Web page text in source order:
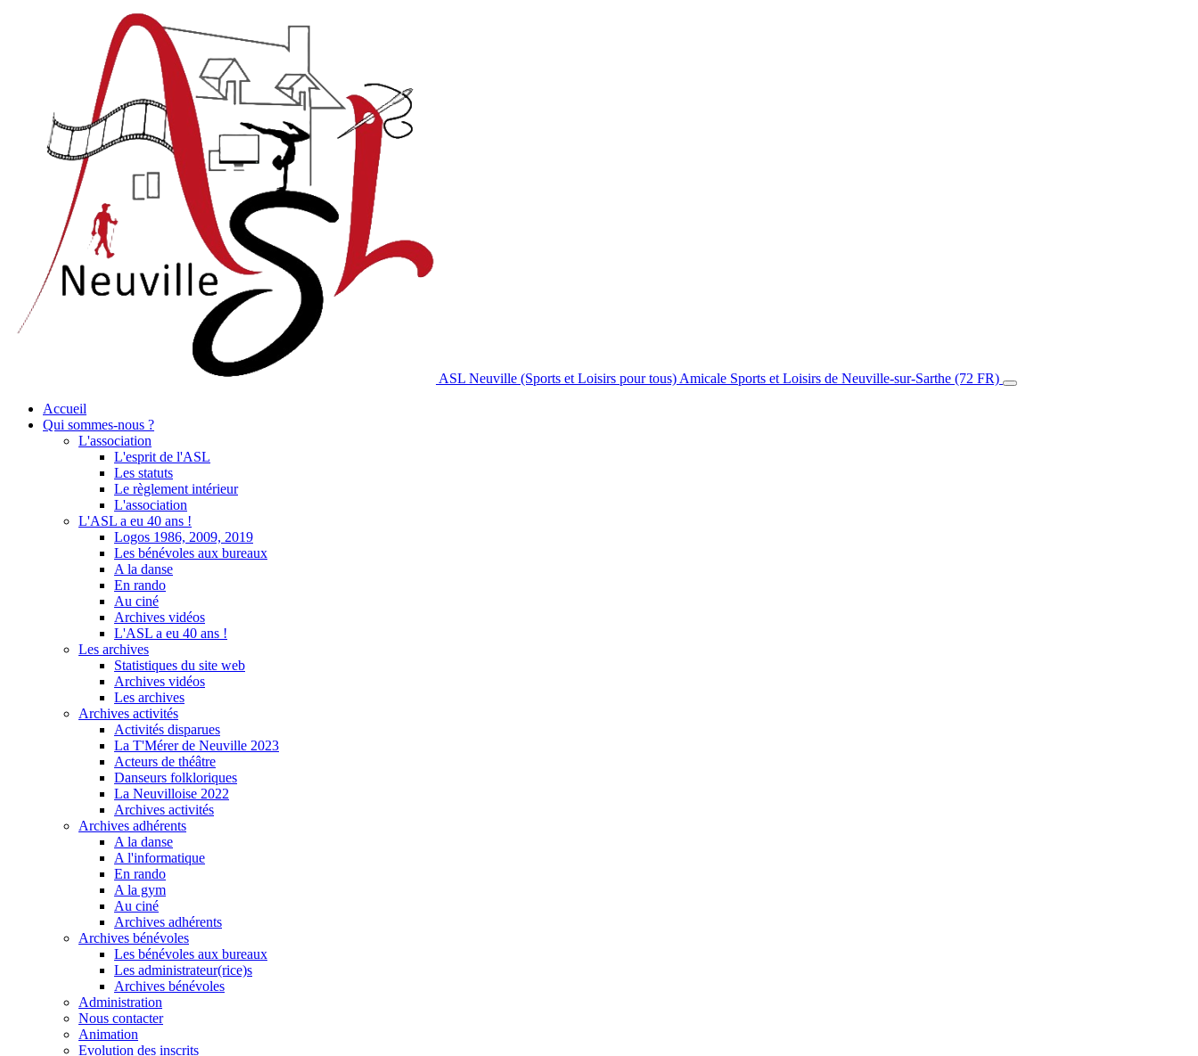
ASL Neuville (Sports et Loisirs pour tous) Amicale Sports et Loisirs de Neuville-sur-Sarthe (72 FR)
Accueil
Qui sommes-nous ?
L'association
L'esprit de l'ASL
Les statuts
Le règlement intérieur
L'association
L'ASL a eu 40 ans !
Logos 1986, 2009, 2019
Les bénévoles aux bureaux
A la danse
En rando
Au ciné
Archives vidéos
L'ASL a eu 40 ans !
Les archives
Statistiques du site web
Archives vidéos
Les archives
Archives activités
Activités disparues
La T'Mérer de Neuville 2023
Acteurs de théâtre
Danseurs folkloriques
La Neuvilloise 2022
Archives activités
Archives adhérents
A la danse
A l'informatique
En rando
A la gym
Au ciné
Archives adhérents
Archives bénévoles
Les bénévoles aux bureaux
Les administrateur(rice)s
Archives bénévoles
Administration
Nous contacter
Animation
Evolution des inscrits